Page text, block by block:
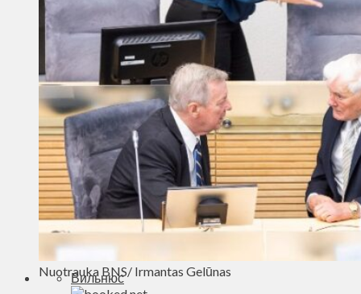
Сеньорам
Образование
Здравоохранение
Экология
Происшествия
Приграничье
Деньги
Визиты
Выборы
Агроновости
Едим дома
Ищу семью
Духовное пространство
Спорт
Технологии
Энергетика
Вильнюс
Nuotrauka BNS/ Irmantas Gelūnas